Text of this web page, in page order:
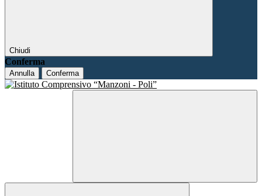
Chiudi
Conferma
Annulla Conferma